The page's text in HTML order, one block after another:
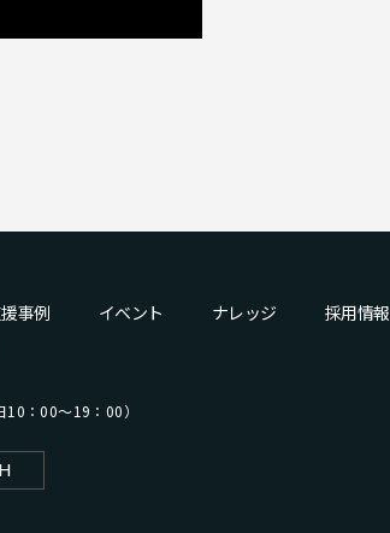
事例 イベント ナレッジ 採用情報
10：00〜19：00）